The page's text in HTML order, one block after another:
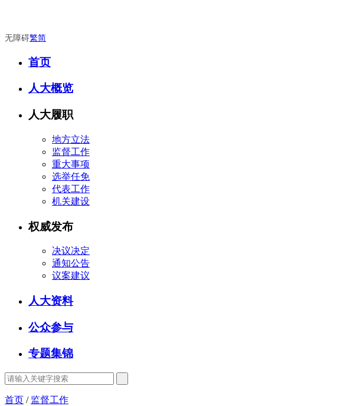
无障碍繁简
首页
人大概览
人大履职
地方立法
监督工作
重大事项
选举任免
代表工作
机关建设
权威发布
决议决定
通知公告
议案建议
人大资料
公众参与
专题集锦
首页 / 监督工作